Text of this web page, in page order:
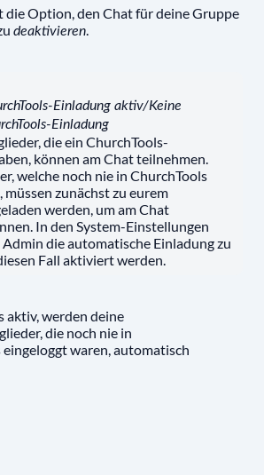
die Option, den Chat für deine Gruppe
deaktivieren.
Einladung aktiv/Keine
Einladung
die ein ChurchTools-
können am Chat teilnehmen.
welche noch nie in ChurchTools
zunächst zu eurem
werden, um am Chat
In den System-Einstellungen
die automatische Einladung zu
Fall aktiviert werden.
aktiv, werden deine
die noch nie in
eingeloggt waren, automatisch